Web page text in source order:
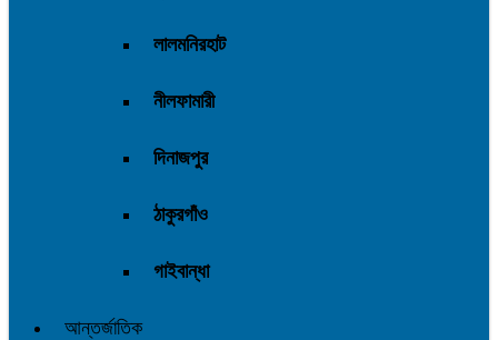
লালমনিরহাট
নীলফামারী
দিনাজপুর
ঠাকুরগাঁও
গাইবান্ধা
আন্তর্জাতিক